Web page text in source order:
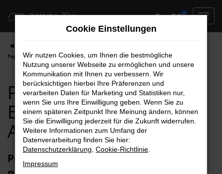
Zum
springen
0
Top Angebote
Peugeot 3008 für
Brandenburg Top
Angebote
Peugeot 3008 – unser Toptipp für
Cookie Einstellungen
Wir nutzen Cookies, um Ihnen die bestmögliche
Nutzung unserer Webseite zu ermöglichen und unsere
Kommunikation mit Ihnen zu verbessern. Wir
berücksichtigen hierbei Ihre Präferenzen und
verarbeiten Daten für Marketing und Statistiken nur,
wenn Sie uns Ihre Einwilligung geben. Wenn Sie zu
einem späteren Zeitpunkt Ihre Meinung ändern, können
Sie die Einwilligung jederzeit für die Zukunft widerrufen.
Weitere Informationen zum Umfang der
Datenverarbeitung finden Sie hier:
Datenschutzerklärung Cookie-Richtlinie
Impressum